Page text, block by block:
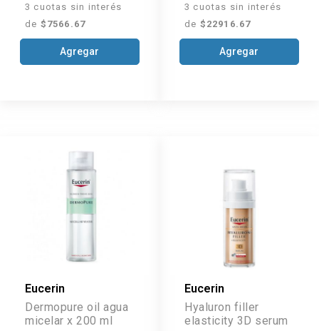
3 cuotas sin interés
de $7566.67
Agregar
3 cuotas sin interés
de $22916.67
Agregar
Eucerin
Dermopure oil agua
micelar x 200 ml
Eucerin
Hyaluron filler
elasticity 3D serum